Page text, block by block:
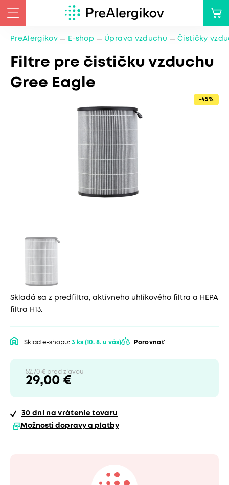
PreAlergikov E-shop Úprava vzduchu Čističky
Filtre pre čističku vzduchu
Gree Eagle
-45%
Skladá sa z predfiltra, aktívneho uhlíkového filtra a HEPA
filtra H13.
Sklad e-shopu: 3 ks (10. 8. u vás) Porovnať
52,70 € pred zľavou
29,00 €
30 dní na vrátenie tovaru
Možnosti dopravy a platby